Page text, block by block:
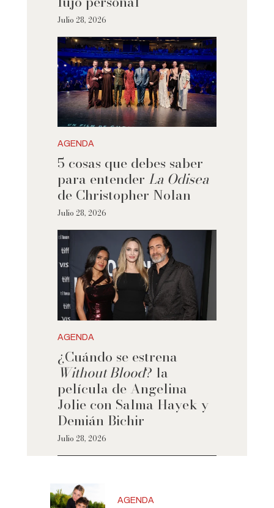
Julio 28, 2026
AGENDA
5 cosas que debes saber
para entender La Odisea
de Christopher Nolan
Julio 28, 2026
AGENDA
¿Cuándo se estrena
Without Blood? la
película de Angelina
Jolie con Salma Hayek y
Demián Bichir
Julio 28, 2026
AGENDA